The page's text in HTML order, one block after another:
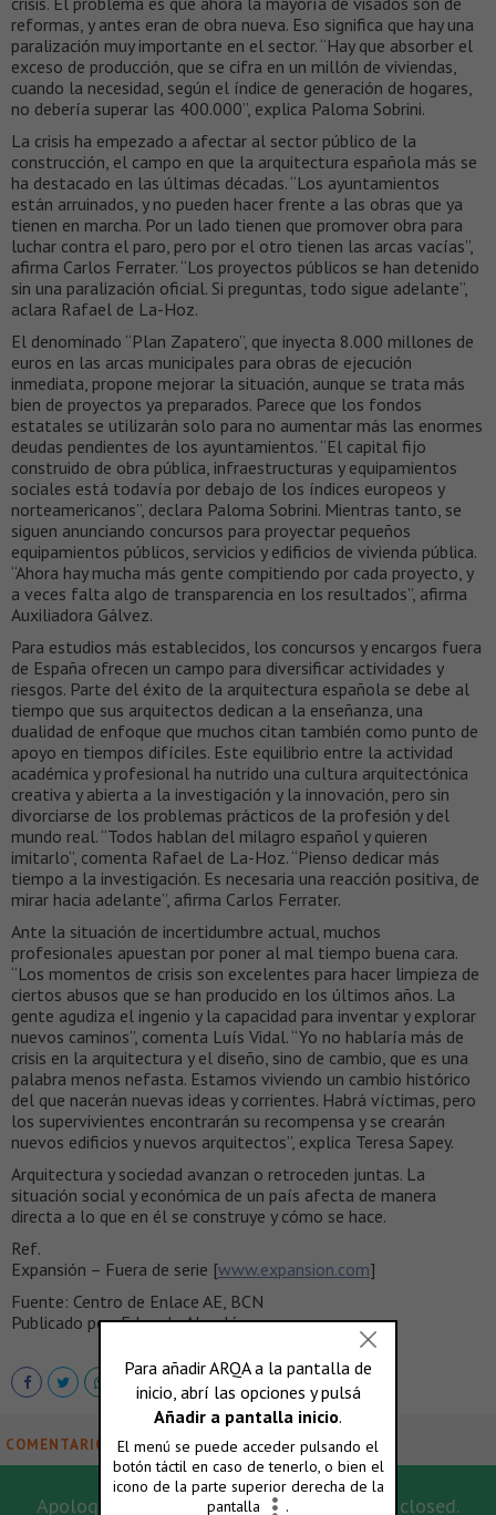
reformas, y antes eran de obra nueva. Eso significa que hay una
paralización muy importante en el sector. “Hay que absorber el
exceso de producción, que se cifra en un millón de viviendas,
cuando la necesidad, según el índice de generación de hogares,
no debería superar las 400.000”, explica Paloma Sobrini.
La crisis ha empezado a afectar al sector público de la
construcción, el campo en que la arquitectura española más se
ha destacado en las últimas décadas. “Los ayuntamientos
están arruinados, y no pueden hacer frente a las obras que ya
tienen en marcha. Por un lado tienen que promover obra para
luchar contra el paro, pero por el otro tienen las arcas vacías”,
afirma Carlos Ferrater. “Los proyectos públicos se han detenido
sin una paralización oficial. Si preguntas, todo sigue adelante”,
aclara Rafael de La-Hoz.
El denominado “Plan Zapatero”, que inyecta 8.000 millones de
euros en las arcas municipales para obras de ejecución
inmediata, propone mejorar la situación, aunque se trata más
bien de proyectos ya preparados. Parece que los fondos
estatales se utilizarán solo para no aumentar más las enormes
deudas pendientes de los ayuntamientos. “El capital fijo
construido de obra pública, infraestructuras y equipamientos
sociales está todavía por debajo de los índices europeos y
norteamericanos”, declara Paloma Sobrini. Mientras tanto, se
siguen anunciando concursos para proyectar pequeños
equipamientos públicos, servicios y edificios de vivienda pública.
“Ahora hay mucha más gente compitiendo por cada proyecto, y
a veces falta algo de transparencia en los resultados”, afirma
Auxiliadora Gálvez.
Para estudios más establecidos, los concursos y encargos fuera
de España ofrecen un campo para diversificar actividades y
riesgos. Parte del éxito de la arquitectura española se debe al
tiempo que sus arquitectos dedican a la enseñanza, una
dualidad de enfoque que muchos citan también como punto de
apoyo en tiempos difíciles. Este equilibrio entre la actividad
académica y profesional ha nutrido una cultura arquitectónica
creativa y abierta a la investigación y la innovación, pero sin
divorciarse de los problemas prácticos de la profesión y del
mundo real. “Todos hablan del milagro español y quieren
imitarlo”, comenta Rafael de La-Hoz. “Pienso dedicar más
tiempo a la investigación. Es necesaria una reacción positiva, de
mirar hacia adelante”, afirma Carlos Ferrater.
Ante la situación de incertidumbre actual, muchos
profesionales apuestan por poner al mal tiempo buena cara.
“Los momentos de crisis son excelentes para hacer limpieza de
ciertos abusos que se han producido en los últimos años. La
gente agudiza el ingenio y la capacidad para inventar y explorar
nuevos caminos”, comenta Luís Vidal. “Yo no hablaría más de
crisis en la arquitectura y el diseño, sino de cambio, que es una
palabra menos nefasta. Estamos viviendo un cambio histórico
del que nacerán nuevas ideas y corrientes. Habrá víctimas, pero
los supervivientes encontrarán su recompensa y se crearán
nuevos edificios y nuevos arquitectos”, explica Teresa Sapey.
Arquitectura y sociedad avanzan o retroceden juntas. La
situación social y económica de un país afecta de manera
directa a lo que en él se construye y cómo se hace.
Ref.
Expansión – Fuera de serie [www.expansion.com]
Fuente: Centro de Enlace AE, BCN
Publicado por: Eduardo Almalé
COMENTARIOS
Apologies, for this post the comments are closed.